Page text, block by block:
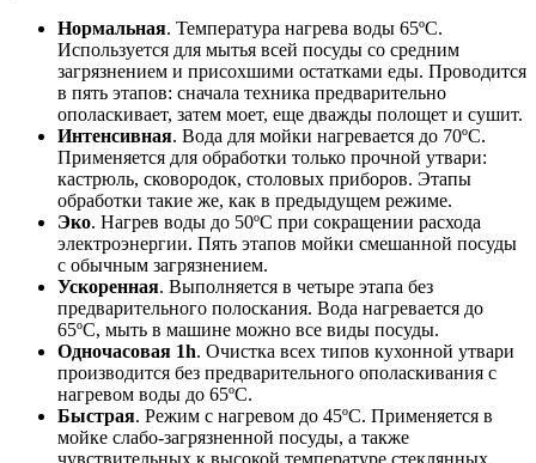
Нормальная. Температура нагрева воды 65ºС.
Используется для мытья всей посуды со средним
загрязнением и присохшими остатками еды. Проводится
в пять этапов: сначала техника предварительно
ополаскивает, затем моет, еще дважды полощет и сушит.
Интенсивная. Вода для мойки нагревается до 70ºС.
Применяется для обработки только прочной утвари:
кастрюль, сковородок, столовых приборов. Этапы
обработки такие же, как в предыдущем режиме.
Эко. Нагрев воды до 50ºС при сокращении расхода
электроэнергии. Пять этапов мойки смешанной посуды
с обычным загрязнением.
Ускоренная. Выполняется в четыре этапа без
предварительного полоскания. Вода нагревается до
65ºС, мыть в машине можно все виды посуды.
Одночасовая 1h. Очистка всех типов кухонной утвари
производится без предварительного ополаскивания с
нагревом воды до 65ºС.
Быстрая. Режим с нагревом до 45ºС. Применяется в
мойке слабо-загрязненной посуды, а также